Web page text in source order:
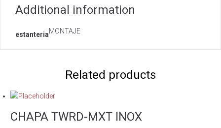
Additional information
estanteriaMONTAJE
Related products
CHAPA TWRD-MXT INOX